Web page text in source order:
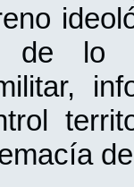
de lo